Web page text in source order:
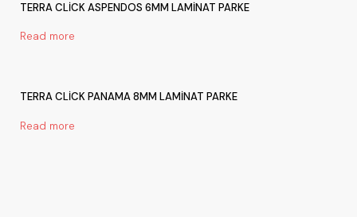
TERRA CLİCK ASPENDOS 6MM LAMİNAT PARKE
Read more
TERRA CLİCK PANAMA 8MM LAMİNAT PARKE
Read more